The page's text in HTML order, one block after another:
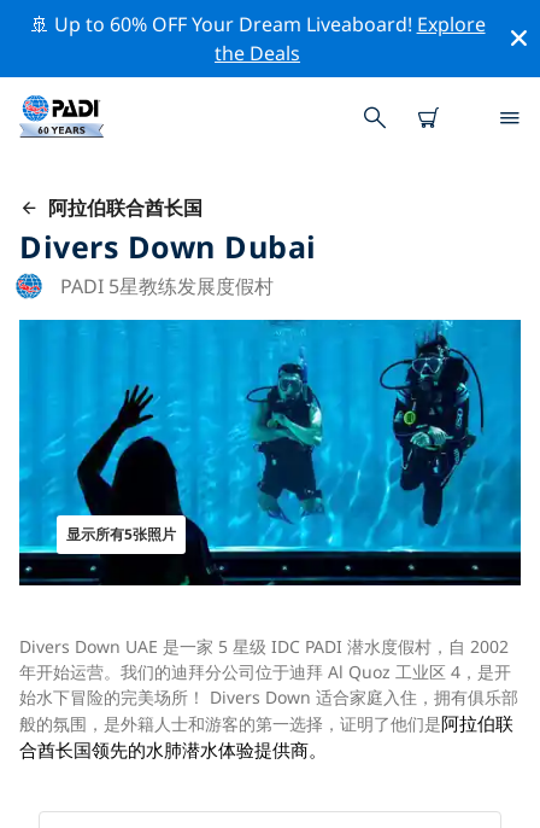
🚢 Up to 60% OFF Your Dream Liveaboard! Explore
the Deals
阿拉伯联合酋长国
Divers Down Dubai
PADI 5星教练发展度假村
显示所有5张照片
Divers Down UAE 是一家 5 星级 IDC PADI 潜水度假村，自 2002
年开始运营。我们的迪拜分公司位于迪拜 Al Quoz 工业区 4，是开
始水下冒险的完美场所！ Divers Down 适合家庭入住，拥有俱乐部
般的氛围，是外籍人士和游客的第一选择，证明了他们是阿拉伯联
合酋长国领先的水肺潜水体验提供商。